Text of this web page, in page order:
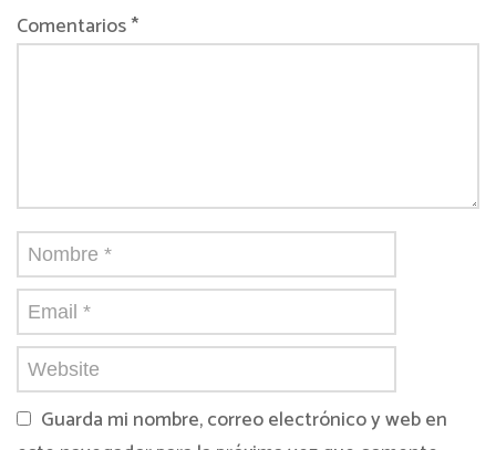
Comentarios *
Guarda mi nombre, correo electrónico y web en